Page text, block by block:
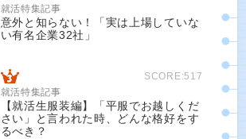
就活特集記事
意外と知らない！「実は上場していな
い有名企業32社」
SCORE:517
就活特集記事
【就活生服装編】「平服でお越しくだ
さい」と言われた時、どんな格好をす
るべき？